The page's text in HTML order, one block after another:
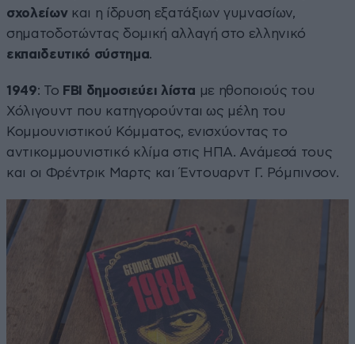
σχολείωνκαι η ίδρυση εξατάξιων γυμνασίων,
σηματοδοτώντας δομική αλλαγή στο ελληνικό
εκπαιδευτικό σύστημα.
1949: Το FBI δημοσιεύει λίστα με ηθοποιούς του
Χόλιγουντ που κατηγορούνται ως μέλη του
Κομμουνιστικού Κόμματος, ενισχύοντας το
αντικομμουνιστικό κλίμα στις ΗΠΑ. Ανάμεσά τους
και οι Φρέντρικ Μαρτς και Έντουαρντ Γ. Ρόμπινσον.